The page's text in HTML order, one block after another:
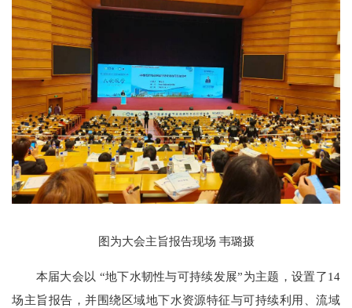
图为大会主旨报告现场 韦璐摄
本届大会以 “地下水韧性与可持续发展”为主题，设置了14
场主旨报告，并围绕区域地下水资源特征与可持续利用、流域